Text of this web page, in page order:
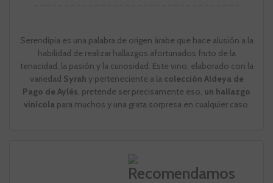
Serendipia es una palabra de origen árabe que hace alusión a la
habilidad de realizar hallazgos afortunados fruto de la
tenacidad, la pasión y la curiosidad. Este vino, elaborado con la
variedad Syrah y perteneciente a la colección Aldeya de
Pago de Aylés, pretende ser precisamente eso, un hallazgo
vinícola para muchos y una grata sorpresa en cualquier caso.